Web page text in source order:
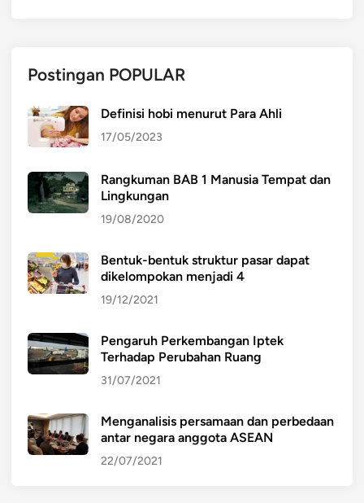
Postingan POPULAR
Definisi hobi menurut Para Ahli
17/05/2023
Rangkuman BAB 1 Manusia Tempat dan
Lingkungan
19/08/2020
Bentuk-bentuk struktur pasar dapat
dikelompokan menjadi 4
19/12/2021
Pengaruh Perkembangan Iptek
Terhadap Perubahan Ruang
31/07/2021
Menganalisis persamaan dan perbedaan
antar negara anggota ASEAN
22/07/2021